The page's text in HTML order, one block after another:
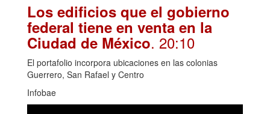
Los edificios que el gobierno
federal tiene en venta en la
Ciudad de México. 20:10
El portafolio incorpora ubicaciones en las colonias
Guerrero, San Rafael y Centro
Infobae